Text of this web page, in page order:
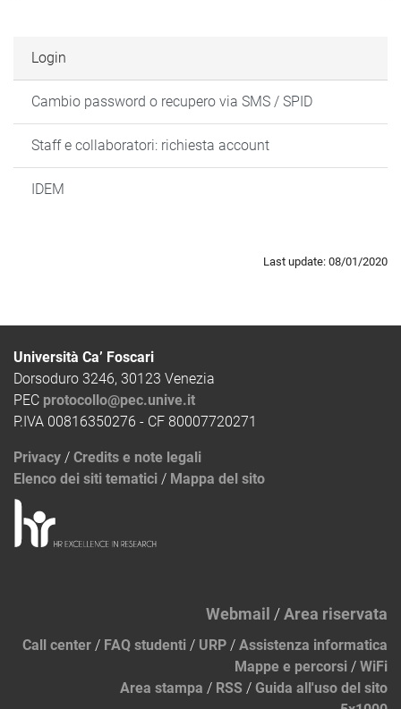
Login
Cambio password o recupero via SMS / SPID
Staff e collaboratori: richiesta account
IDEM
Last update: 08/01/2020
Università Ca’ Foscari
Dorsoduro 3246, 30123 Venezia
PEC protocollo@pec.unive.it
P.IVA 00816350276 - CF 80007720271
Privacy / Credits e note legali
Elenco dei siti tematici / Mappa del sito
Webmail /Area riservata
Call center / FAQ studenti / URP / Assistenza informatica
Mappe e percorsi / WiFi
Area stampa / RSS / Guida all'uso del sito